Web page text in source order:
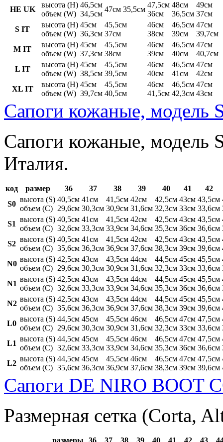
HE UK
высота (H)
объем (W)
46,5см
34,5см
47см 35,5см
47,5см
36см
48см
36,5см
49см
37см
S IT
высота (H)
объем (W)
45см
36,3см
45,5см
37см
46см
38см
46,5см
39см
47см
39,7см
M IT
высота (H)
объем (W)
45см
37,3см
45,5см
38см
46см
39см
46,5см
40см
47см
40,7см
L IT
высота (H)
объем (W)
45см
38,5см
45,5см
39,5см
46см
40см
46,5см
41см
47см
42см
XL IT
высота (H)
объем (W)
45см
39,7см
45,5см
40,5см
46см
41,5см
46,5см
42,3см
47см
43см
Сапоги кожаные, модель
Сапоги кожаные, модель
Италия.
код размер 36 37 38 39 40 41
42
S0
высота (S)
объем (C)
40,5см
29,6см
41см
30,3см
41,5см
30,9см
42см
31,6см
42,5см
32,3см
43см
33см
43,5см
33,6см
S1
высота (S)
объем (C)
40,5см
32,6см
41см
33,3см
41,5см
33,9см
42см
34,6см
42,5см
35,3см
43см
36см
43,5см
36,6см
S2
высота (S)
объем (C)
40,5см
35,6см
41см
36,3см
41,5см
36,9см
42см
37,6см
42,5см
38,3см
43см
39см
43,5см
39,6см
N0
высота (S)
объем (C)
42,5см
29,6см
43см
30,3см
43,5см
30,9см
44см
31,6см
44,5см
32,3см
45см
33см
45,5см
33,6см
N1
высота (S)
объем (C)
42,5см
32,6см
43см
33,3см
43,5см
33,9см
44см
34,6см
44,5см
35,3см
45см
36см
45,5см
36,6см
N2
высота (S)
объем (C)
42,5см
35,6см
43см
36,3см
43,5см
36,9см
44см
37,6см
44,5см
38,3см
45см
39см
45,5см
39,6см
L0
высота (S)
объем (C)
44,5см
29,6см
45см
30,3см
45,5см
30,9см
46см
31,6см
46,5см
32,3см
47см
33см
47,5см
33,6см
L1
высота (S)
объем (C)
44,5см
32,6см
45см
33,3см
45,5см
33,9см
46см
34,6см
46,5см
35,3см
47см
36см
47,5см
36,6см
L2
высота (S)
объем (C)
44,5см
35,6см
45см
36,3см
45,5см
36,9см
46см
37,6см
46,5см
38,3см
47см
39см
47,5см
39,6см
Сапоги DE NIRO BOOT
Размерная сетка (Corta,
размеры 36 37 38 39 40 41 42 43